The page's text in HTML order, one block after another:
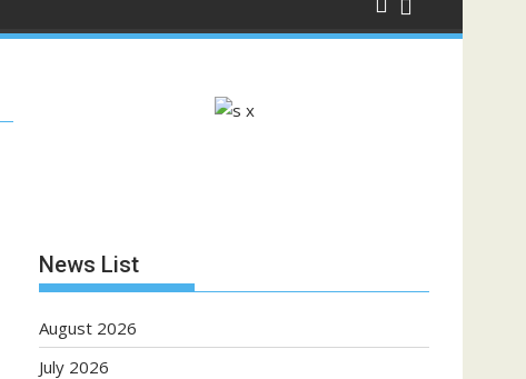
News List
August 2026
July 2026